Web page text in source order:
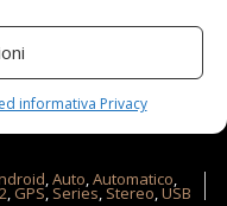
informativa Privacy
,Auto,Automatico,
, GPS, Series, Stereo,USB